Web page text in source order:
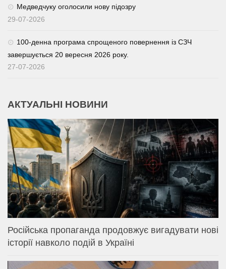
Медведчуку оголосили нову підозру
29-07-2026
100-денна програма спрощеного повернення із СЗЧ
завершується 20 вересня 2026 року.
27-07-2026
АКТУАЛЬНІ НОВИНИ
Російська пропаганда продовжує вигадувати нові
історії навколо подій в Україні